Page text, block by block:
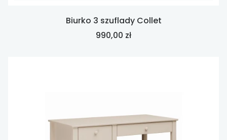
Biurko 3 szuflady Collet
Cena
990,00 zł